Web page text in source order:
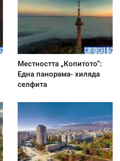
Местността „Копитото“:
Една панорама- хиляда
селфита